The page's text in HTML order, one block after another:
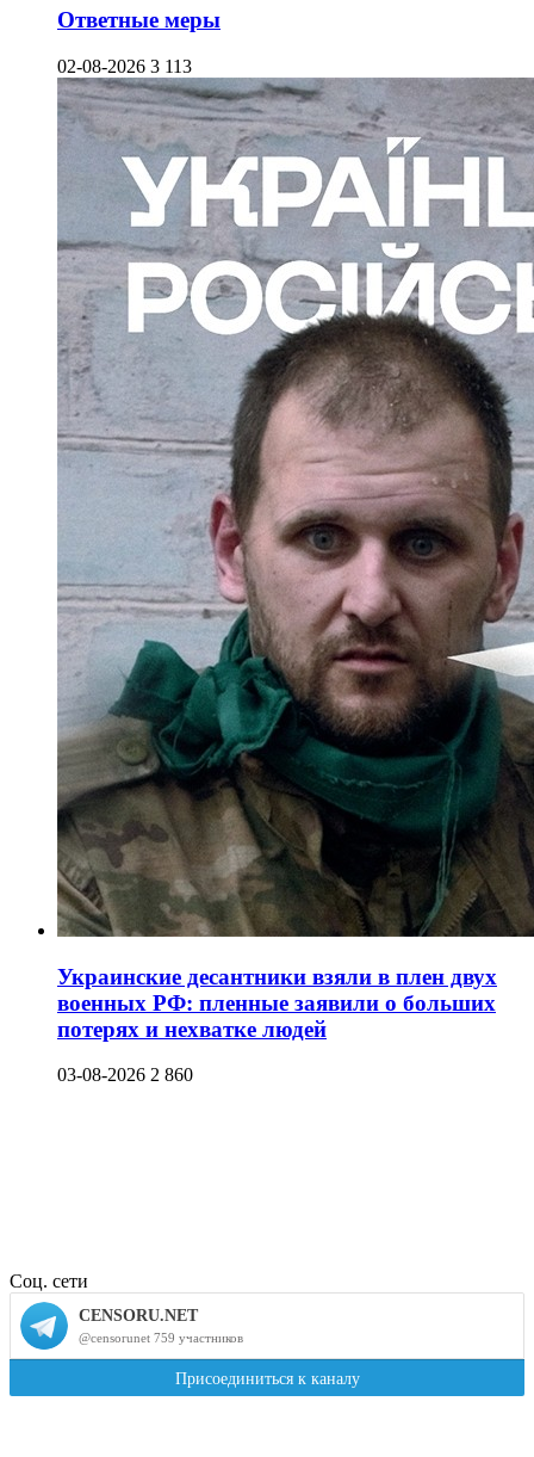
Ответные меры
02-08-2026 3 113
Украинские десантники взяли в плен двух
военных РФ: пленные заявили о больших
потерях и нехватке людей
03-08-2026 2 860
Соц. сети